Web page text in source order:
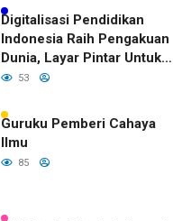
Digitalisasi Pendidikan
Indonesia Raih Pengakuan
Dunia, Layar Pintar Untuk
Semua Siswa
53
Guruku Pemberi Cahaya
Ilmu
85